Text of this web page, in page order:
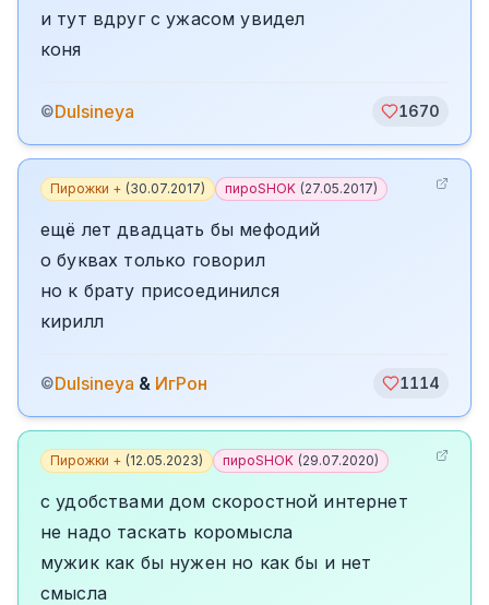
и тут вдруг с ужасом увидел
коня
©Dulsineya 1670
Пирожки + (30.07.2017) пироSHOK (27.05.2017)
ещё лет двадцать бы мефодий
о буквах только говорил
но к брату присоединился
кирилл
©Dulsineya & ИгРон 1114
Пирожки + (12.05.2023) пироSHOK (29.07.2020)
с удобствами дом скоростной интернет
не надо таскать коромысла
мужик как бы нужен но как бы и нет
смысла